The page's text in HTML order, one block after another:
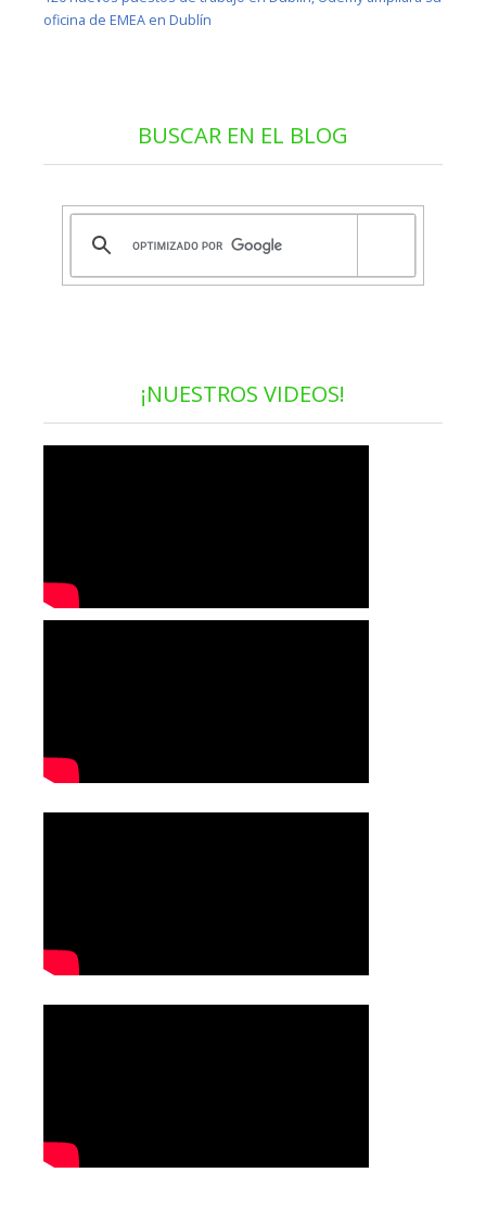
oficina de EMEA en Dublín
BUSCAR EN EL BLOG
¡NUESTROS VIDEOS!